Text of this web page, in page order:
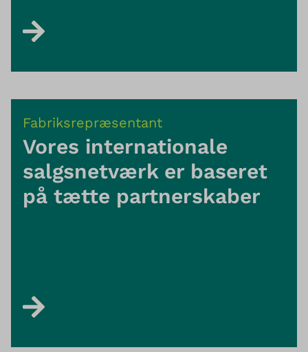
Fabriksrepræsentant
Vores internationale
salgsnetværk er baseret
på tætte partnerskaber